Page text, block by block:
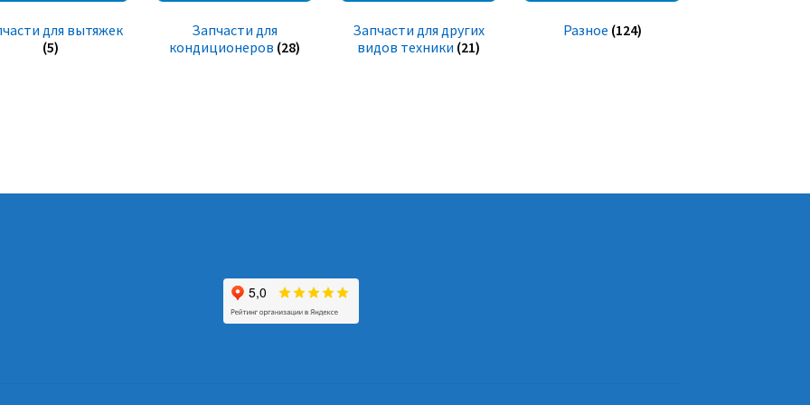
для вытяжек
(5)
Запчасти для
кондиционеров (28)
Запчасти для других
видов техники (21)
Разное (124)